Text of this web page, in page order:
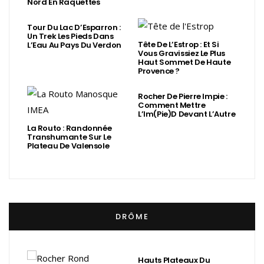
Tour Du Lac D’Esparron :
Un Trek Les Pieds Dans
L’Eau Au Pays Du Verdon Tête De L’Estrop : Et Si
Vous Gravissiez Le Plus
Haut Sommet De Haute
Provence ?
La Routo : Randonnée
Transhumante Sur Le
Plateau De Valensole
Rocher De Pierre Impie :
Comment Mettre
L’Im(Pie)d Devant L’Autre
DRÔME
Hauts Plateaux Du